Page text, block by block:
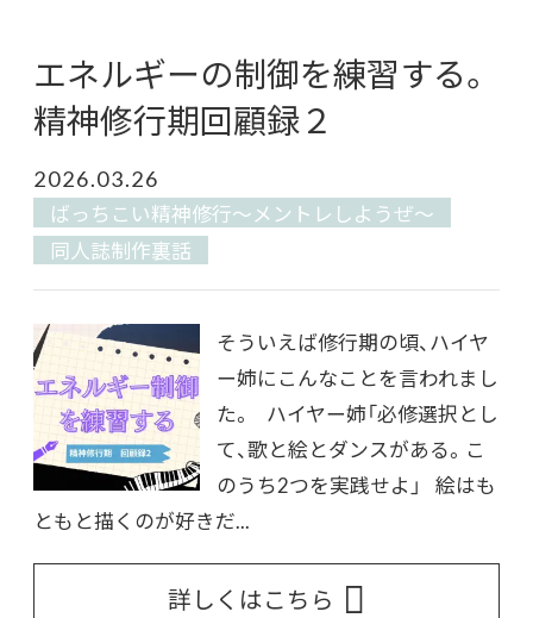
エネルギーの制御を練習する。
精神修行期回顧録２
2026.03.26
ばっちこい精神修行〜メントレしようぜ〜
同人誌制作裏話
そういえば修行期の頃、ハイヤ
ー姉にこんなことを言われまし
た。 ハイヤー姉「必修選択とし
て、歌と絵とダンスがある。こ
のうち2つを実践せよ」 絵はも
ともと描くのが好きだ...
詳しくはこちら